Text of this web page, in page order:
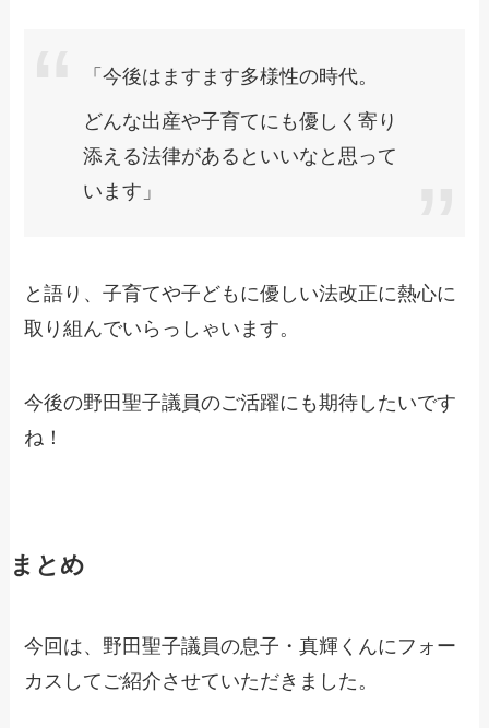
「今後はますます多様性の時代。
どんな出産や子育てにも優しく寄り
添える法律があるといいなと思って
います」
と語り、子育てや子どもに優しい法改正に熱心に
取り組んでいらっしゃいます。
今後の野田聖子議員のご活躍にも期待したいです
ね！
まとめ
今回は、野田聖子議員の息子・真輝くんにフォー
カスしてご紹介させていただきました。